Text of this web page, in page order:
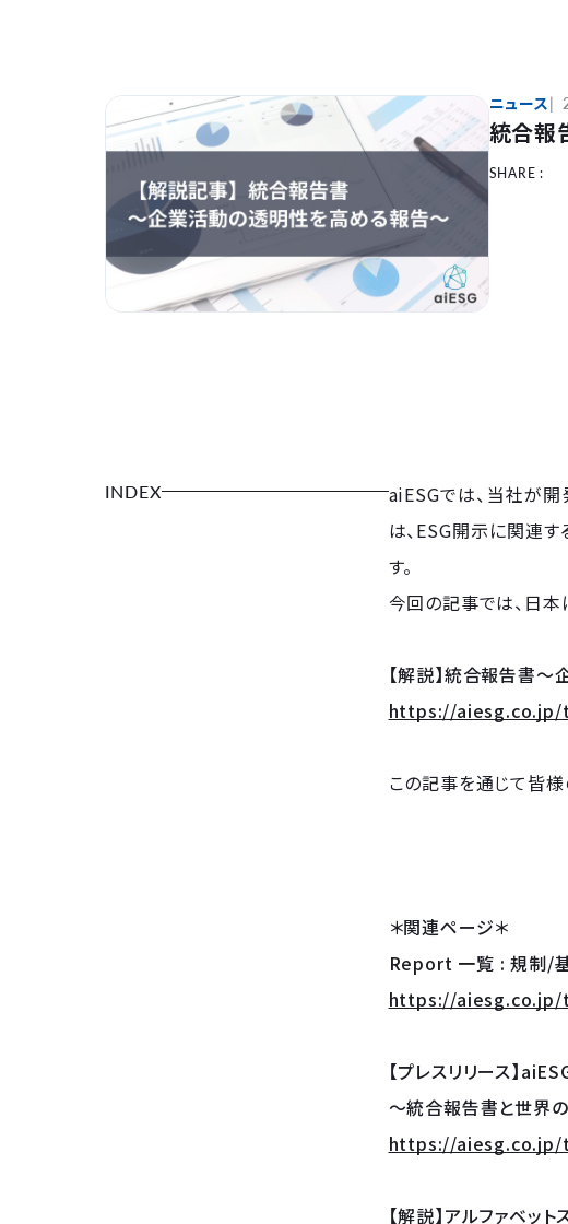
ニュース
統合報
SHARE :
INDEX aiESGでは、当社が
は、ESG開示に関連
す。
今回の記事では、日
【解説】統合報告書
https://
この記事を通じて皆
＊関連ページ＊
Report 一覧 : 規制/
https://
【プレスリリース】
～統合報告書と世界
https://
【解説】アルファベット